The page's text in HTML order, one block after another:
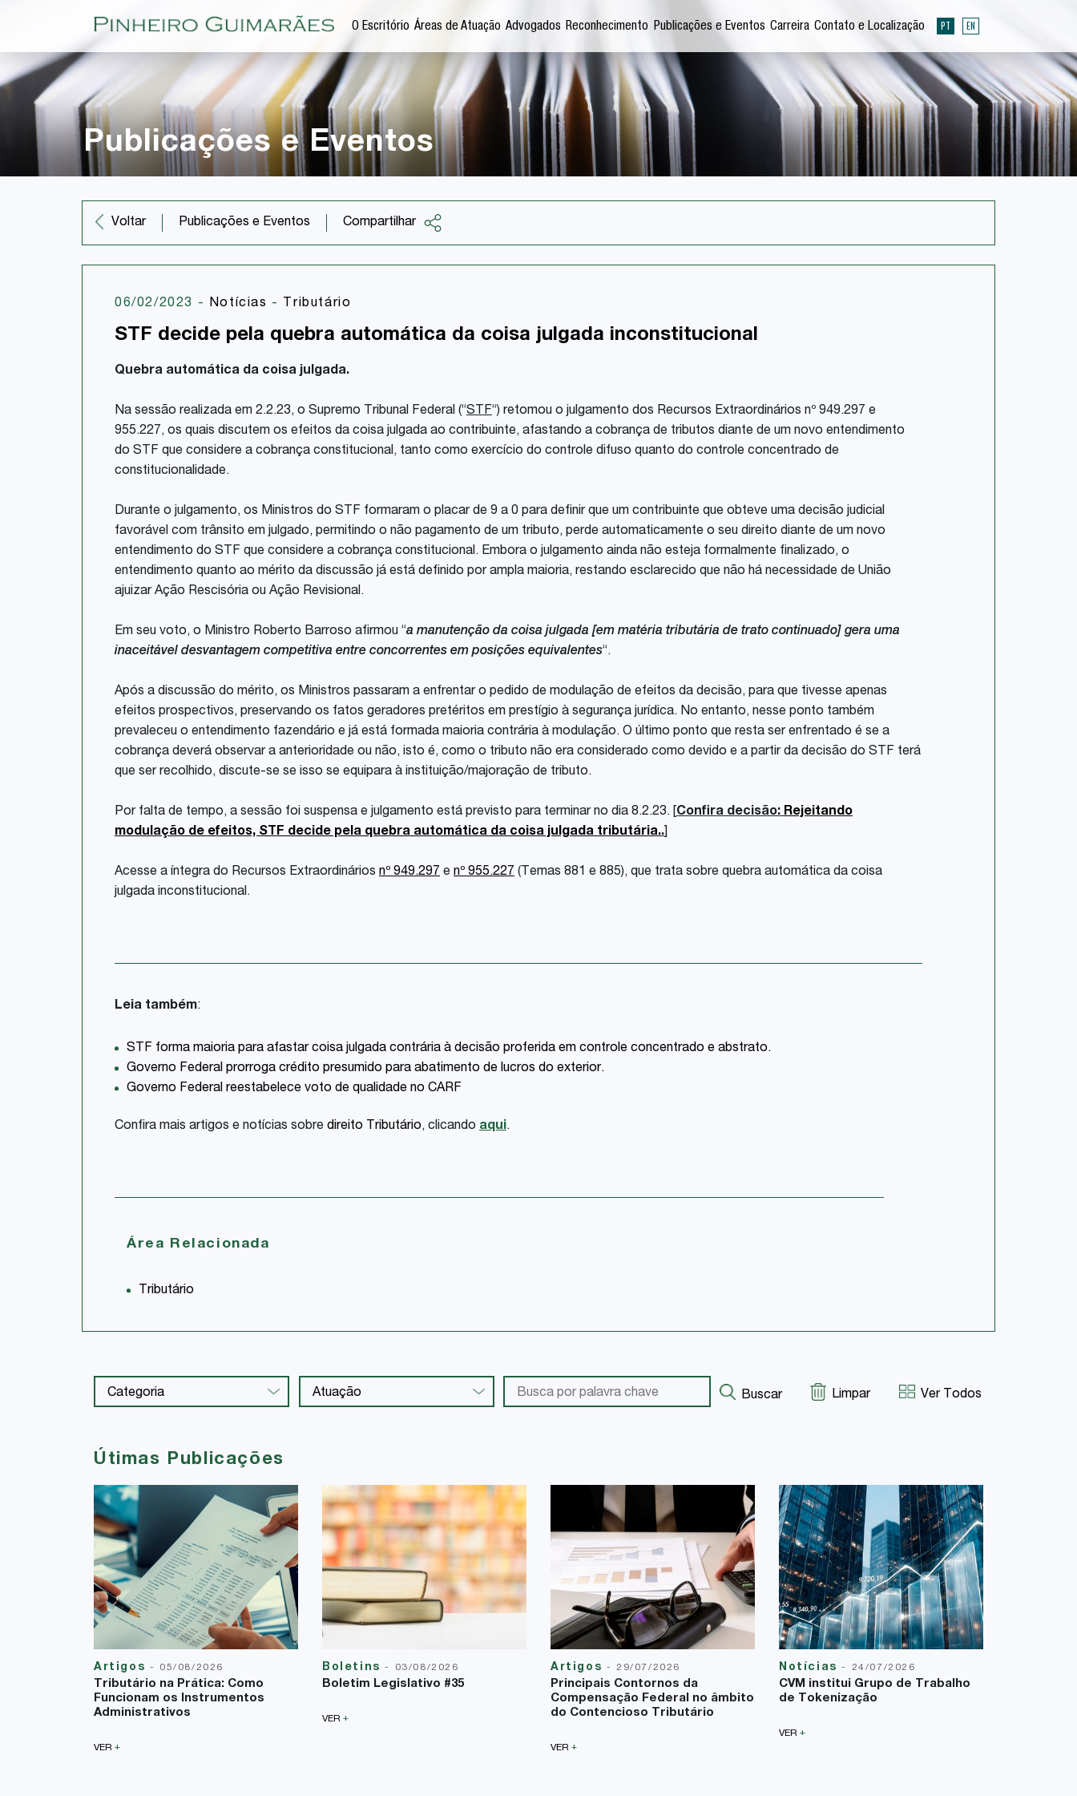
O Escritório Áreas de Atuação Advogados Reconhecimento Publicações e Eventos Carreira Contato e Localização PT EN
Publicações e Eventos
Voltar Publicações e Eventos Compartilhar
06/02/2023 - Notícias - Tributário
STF decide pela quebra automática da coisa julgada inconstitucional
Quebra automática da coisa julgada.
Na sessão realizada em 2.2.23, o Supremo Tribunal Federal (“STF“) retomou o julgamento dos Recursos Extraordinários nº 949.297 e
955.227, os quais discutem os efeitos da coisa julgada ao contribuinte, afastando a cobrança de tributos diante de um novo entendimento
do STF que considere a cobrança constitucional, tanto como exercício do controle difuso quanto do controle concentrado de
constitucionalidade.
Durante o julgamento, os Ministros do STF formaram o placar de 9 a 0 para definir que um contribuinte que obteve uma decisão judicial
favorável com trânsito em julgado, permitindo o não pagamento de um tributo, perde automaticamente o seu direito diante de um novo
entendimento do STF que considere a cobrança constitucional. Embora o julgamento ainda não esteja formalmente finalizado, o
entendimento quanto ao mérito da discussão já está definido por ampla maioria, restando esclarecido que não há necessidade de União
ajuizar Ação Rescisória ou Ação Revisional.
Em seu voto, o Ministro Roberto Barroso afirmou “a manutenção da coisa julgada [em matéria tributária de trato continuado] gera uma
inaceitável desvantagem competitiva entre concorrentes em posições equivalentes“.
Após a discussão do mérito, os Ministros passaram a enfrentar o pedido de modulação de efeitos da decisão, para que tivesse apenas
efeitos prospectivos, preservando os fatos geradores pretéritos em prestígio à segurança jurídica. No entanto, nesse ponto também
prevaleceu o entendimento fazendário e já está formada maioria contrária à modulação. O último ponto que resta ser enfrentado é se a
cobrança deverá observar a anterioridade ou não, isto é, como o tributo não era considerado como devido e a partir da decisão do STF terá
que ser recolhido, discute-se se isso se equipara à instituição/majoração de tributo.
Por falta de tempo, a sessão foi suspensa e julgamento está previsto para terminar no dia 8.2.23. [ Confira decisão: Rejeitando
modulação de efeitos, STF decide pela quebra automática da coisa julgada tributária..
Acesse a íntegra do Recursos Extraordinários nº 949.297 e nº 955.227 (Temas 881 e 885), que trata sobre quebra automática da coisa
julgada inconstitucional.
Leia também:
STF forma maioria para afastar coisa julgada contrária à decisão proferida em controle concentrado e abstrato.
Governo Federal prorroga crédito presumido para abatimento de lucros do exterior.
Governo Federal reestabelece voto de qualidade no CARF
Confira mais artigos e notícias sobre direito Tributário, clicando aqui.
Área Relacionada
Tributário
Buscar Limpar Ver Todos
Útimas Publicações
Artigos - 05/08/2026
Tributário na Prática: Como
Funcionam os Instrumentos
Administrativos
VER +
Boletins- 03/08/2026
Boletim Legislativo #35
VER +
Artigos - 29/07/2026
Principais Contornos da
Compensação Federal no âmbito
do Contencioso Tributário
VER +
Notícias- 24/07/2026
CVM institui Grupo de Trabalho
de Tokenização
VER +